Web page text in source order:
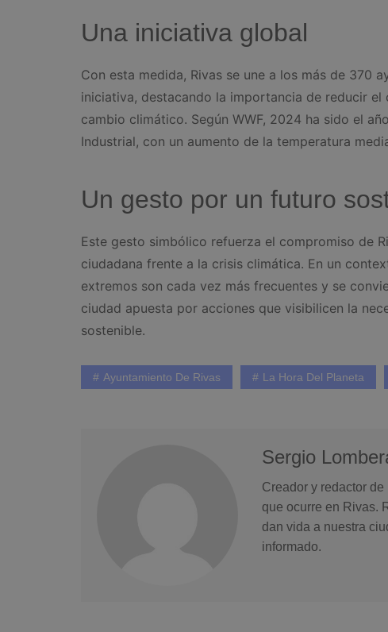
Una iniciativa global
Con esta medida, Rivas se une a los más de 370
iniciativa, destacando la importancia de reducir
cambio climático. Según WWF, 2024 ha sido el
Industrial, con un aumento de la temperatura
Un gesto por un futuro
Este gesto simbólico refuerza el compromiso de
ciudadana frente a la crisis climática. En un
extremos son cada vez más frecuentes y se
ciudad apuesta por acciones que visibilicen la
sostenible.
Ayuntamiento De Rivas La Hora Del Planeta
Sergio
Creador y redactor
que ocurre en Rivas.
dan vida a nuestra
informado.